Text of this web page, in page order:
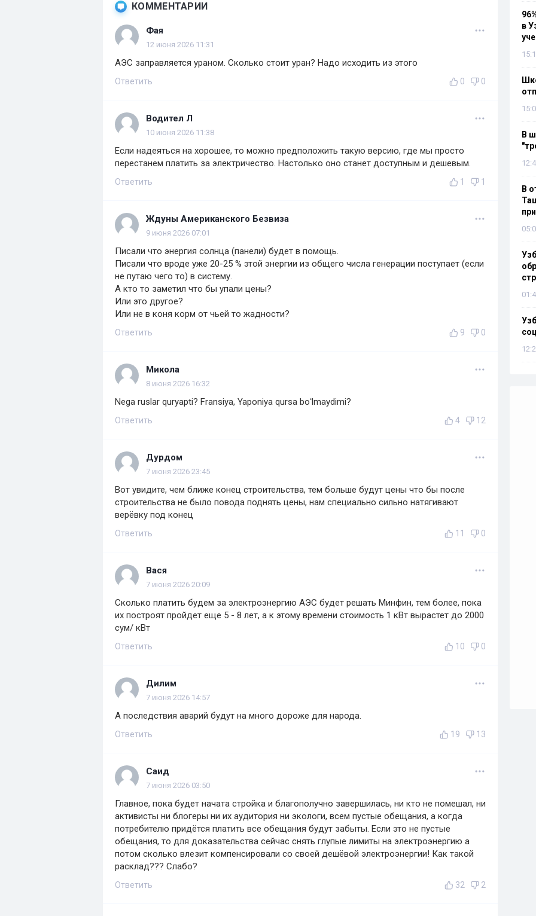
КОММЕНТАРИИ
Фая
12 июня 2026 11:31
АЭС заправляется ураном. Сколько стоит уран? Надо исходить из этого
Ответить 0 0
Водител Л
10 июня 2026 11:38
Если надеяться на хорошее, то можно предположить такую версию, где мы просто
перестанем платить за электричество. Настолько оно станет доступным и дешевым.
Ответить 1 1
Ждуны Американского Безвиза
9 июня 2026 07:01
Писали что энергия солнца (панели) будет в помощь.
Писали что вроде уже 20-25 % этой энергии из общего числа генерации поступает (если
не путаю чего то) в систему.
А кто то заметил что бы упали цены?
Или это другое?
Или не в коня корм от чьей то жадности?
Ответить 9 0
Микола
8 июня 2026 16:32
Nega ruslar quryapti? Fransiya, Yaponiya qursa boʻlmaydimi?
Ответить 4 12
Дурдом
7 июня 2026 23:45
Вот увидите, чем ближе конец строительства, тем больше будут цены что бы после
строительства не было повода поднять цены, нам специально сильно натягивают
верёвку под конец
Ответить 11 0
Вася
7 июня 2026 20:09
Сколько платить будем за электроэнергию АЭС будет решать Минфин, тем более, пока
их построят пройдет еще 5 - 8 лет, а к этому времени стоимость 1 кВт вырастет до 2000
сум/ кВт
Ответить 10 0
Дилим
7 июня 2026 14:57
А последствия аварий будут на много дороже для народа.
Ответить 19 13
Саид
7 июня 2026 03:50
Главное, пока будет начата стройка и благополучно завершилась, ни кто не помешал, ни
активисты ни блогеры ни их аудитория ни экологи, всем пустые обещания, а когда
потребителю придётся платить все обещания будут забыты. Если это не пустые
обещания, то для доказательства сейчас снять глупые лимиты на электроэнергию а
потом сколько влезит компенсировали со своей дешёвой электроэнергии! Как такой
расклад??? Слабо?
Ответить 32 2
в
В
В